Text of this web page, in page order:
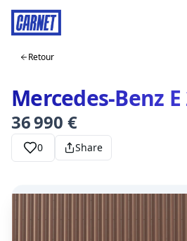
Retour
Mercedes-Benz E
36 990 €
0 Share